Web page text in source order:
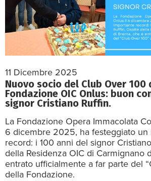
11 Dicembre 2025
Nuovo socio del Club Over 100
Fondazione OIC Onlus: buon
signor Cristiano Ruffin.
La Fondazione Opera Immacolata
6 dicembre 2025, ha festeggiato
record: i 100 anni del signor
della Residenza OIC di Carmignano
entrato ufficialmente a far parte del
della Fondazione.